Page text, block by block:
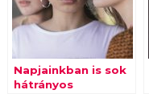
Napjainkban is sok
hátrányos